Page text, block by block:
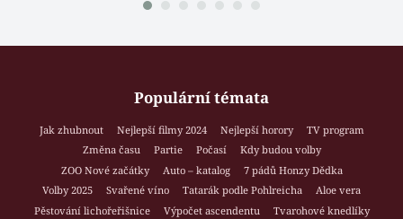
Populární témata
Jak zhubnout Nejlepší filmy 2024 Nejlepší horory
TV program
Změna času
Partie Počasí
Kdy budou volby
ZOO Nové začátky
Auto – katalog
7 pádů Honzy Dědka
Volby 2025
Svařené víno Tatarák podle Pohlreicha
Aloe vera
Pěstování lichořeřišnice
Výpočet ascendentu
Tvarohové knedlíky